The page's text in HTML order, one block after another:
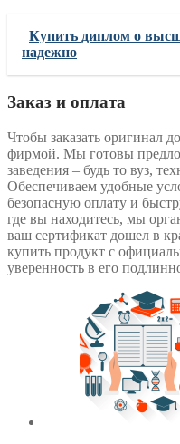
Купить диплом о
надежно
Заказ и оплата
Чтобы заказать оригинал
фирмой. Мы готовы
заведения – будь то вуз,
Обеспечиваем удобные
безопасную оплату и
где вы находитесь, мы
ваш сертификат дошел в
купить продукт с
уверенность в его